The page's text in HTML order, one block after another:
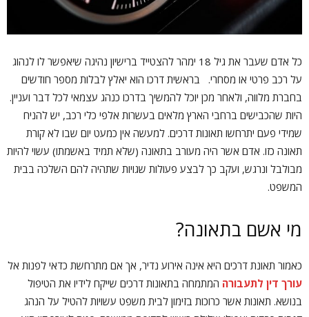
כל אדם שעבר את גיל 18 ימהר להצטייד ברישיון נהיגה שיאפשר לו לנהוג
על רכב פרטי או מסחרי. בראשית דרכו הוא יאלץ לבלות מספר חודשים
בחברת מלווה, ולאחר מכן יוכל להמשיך בדרכו כנהג עצמאי לכל דבר ועניין.
היות שהכבישים ברחבי הארץ מלאים בעשרות אלפי כלי רכב, יש להניח
שמידי פעם יתרחשו תאונות דרכים. למעשה אין כמעט יום שבו לא קורת
תאונה כזו. אדם אשר היה מעורב בתאונה (שלא תמיד באשמתו) עשוי להיות
מבולבל ונרגש, ועקב כך לבצע פעולות שגויות שתהיה להם השלכה בבית
המשפט.
מי אשם בתאונה?
כאמור תאונת דרכים היא אינה אירוע נדיר, אך אם מתרחשת כדאי לפנות אל
עורך דין לתעבורה המתמחה בתאונות דרכים שייקח לידיו את הטיפול
בנושא. תאונות אשר כרוכות בזימון לבית משפט עשויות להטיל על הנהג